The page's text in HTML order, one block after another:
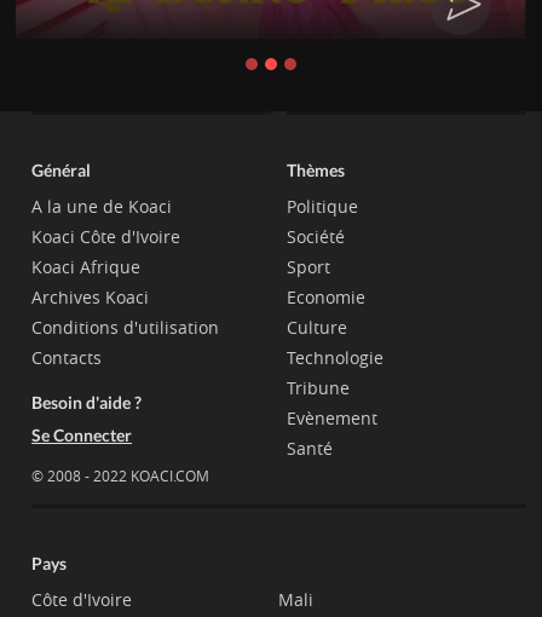
Général
A la une de Koaci
Koaci Côte d'Ivoire
Koaci Afrique
Archives Koaci
Conditions d'utilisation
Contacts
Besoin d'aide ?
Se Connecter
© 2008 - 2022 KOACI.COM
Thèmes
Politique
Société
Sport
Economie
Culture
Technologie
Tribune
Evènement
Santé
Pays
Côte d'Ivoire
Mali